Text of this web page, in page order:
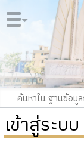
เข้าสู่ระบบ